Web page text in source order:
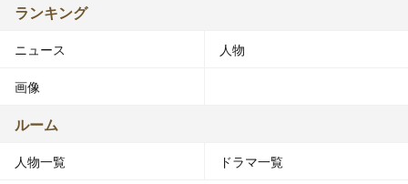
ランキング
ニュース 人物
画像
ルーム
人物一覧 ドラマ一覧